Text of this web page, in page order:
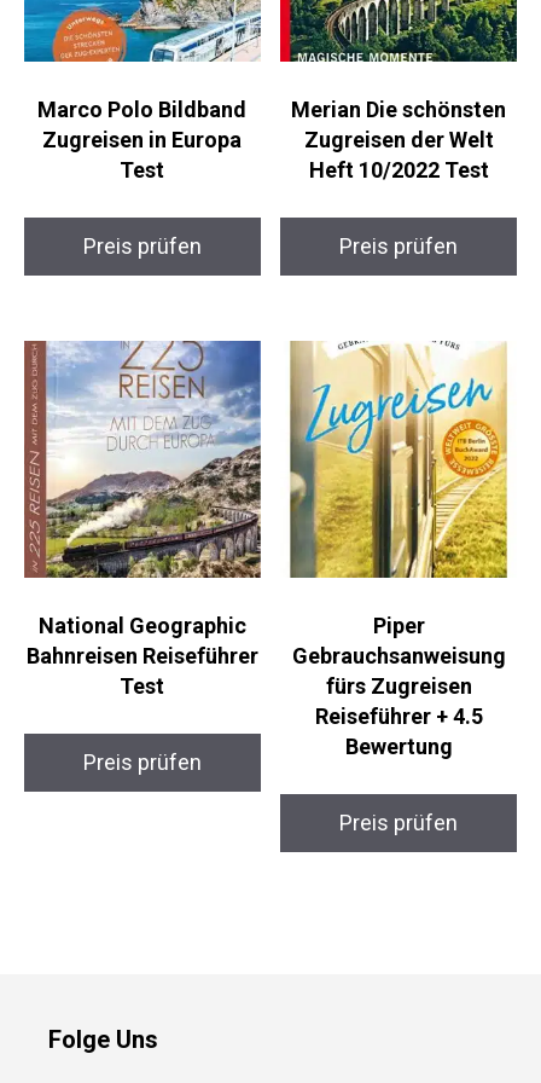
Marco Polo Bildband
Zugreisen in Europa
Test
Preis prüfen
Merian Die schönsten
Zugreisen der Welt
Heft 10/2022 Test
Preis prüfen
National Geographic
Bahnreisen Reiseführer
Test
Preis prüfen
Piper
Gebrauchsanweisung
fürs Zugreisen
Reiseführer + 4.5
Bewertung
Preis prüfen
Folge Uns